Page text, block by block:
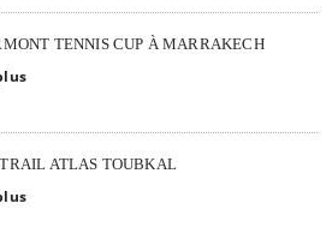
TENNIS CUP À MARRAKECH
ATLAS TOUBKAL